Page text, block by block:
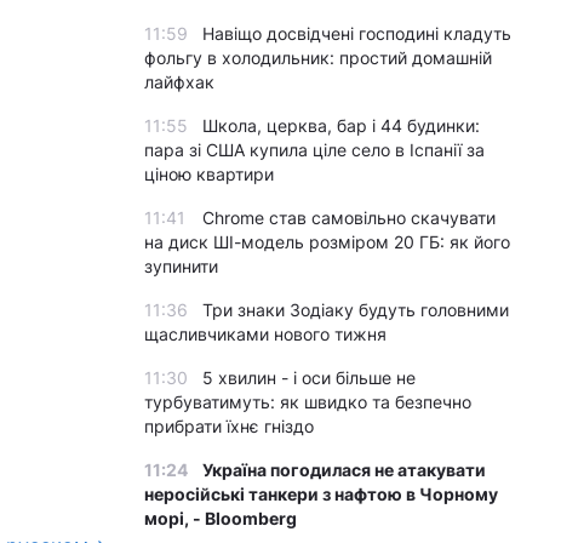
11:59
Навіщо досвідчені господині кладуть
фольгу в холодильник: простий домашній
лайфхак
11:55
Школа, церква, бар і 44 будинки:
пара зі США купила ціле село в Іспанії за
ціною квартири
11:41
Chrome став самовільно скачувати
на диск ШІ-модель розміром 20 ГБ: як його
зупинити
11:36
Три знаки Зодіаку будуть головними
щасливчиками нового тижня
11:30
5 хвилин - і оси більше не
турбуватимуть: як швидко та безпечно
прибрати їхнє гніздо
11:24
Україна погодилася не атакувати
неросійські танкери з нафтою в Чорному
морі, - Bloomberg